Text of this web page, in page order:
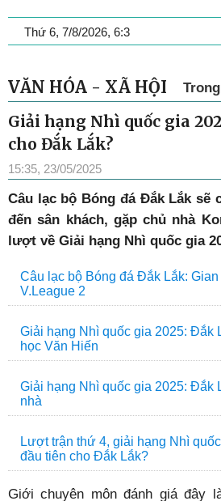
Thứ 6, 7/8/2026, 6:3
VĂN HÓA - XÃ HỘI
Giải hạng Nhì quốc gia
cho Đắk Lắk?
15:35, 23/05/2025
Câu lạc bộ Bóng đá Đắk Lắk sẽ
đến sân khách, gặp chủ nhà
lượt về Giải hạng Nhì quốc gia
Câu lạc bộ Bóng đá Đắk Lắk:
V.League 2
Giải hạng Nhì quốc gia 2025: Đắk
học Văn Hiến
Giải hạng Nhì quốc gia 2025: Đắk
nhà
Lượt trận thứ 4, giải hạng Nhì
đầu tiên cho Đắk Lắk?
Giới chuyên môn đánh giá đây